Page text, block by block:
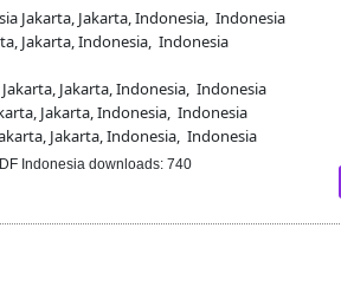
Jakarta, Jakarta, Indonesia, Indonesia
Jakarta, Indonesia, Indonesia
Jakarta, Indonesia, Indonesia
Jakarta, Indonesia, Indonesia
Jakarta, Indonesia, Indonesia
Indonesia downloads: 740